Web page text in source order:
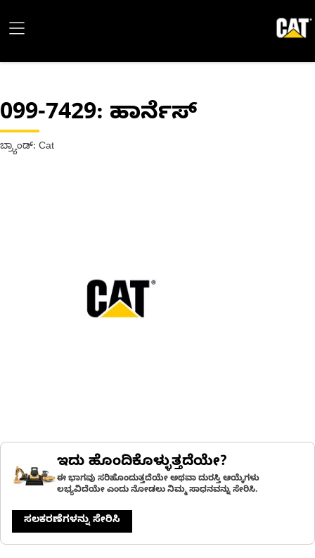
099-7429: ಹಾರ್ನೆಸ್
ಬ್ರ್ಯಾಂಡ್: Cat
ಇದು ಹೊಂದಿಕೊಳ್ಳುತ್ತದೆಯೇ?
ಈ ಭಾಗವು ಸರಿಹೊಂದುತ್ತದೆಯೇ ಅಥವಾ ದುರಸ್ತಿ ಆಯ್ಕೆಗಳು
ಲಭ್ಯವಿದೆಯೇ ಎಂದು ನೋಡಲು ನಿಮ್ಮ ಸಾಧನವನ್ನು ಸೇರಿಸಿ.
ಸಲಕರಣೆಗಳನ್ನು ಸೇರಿಸಿ